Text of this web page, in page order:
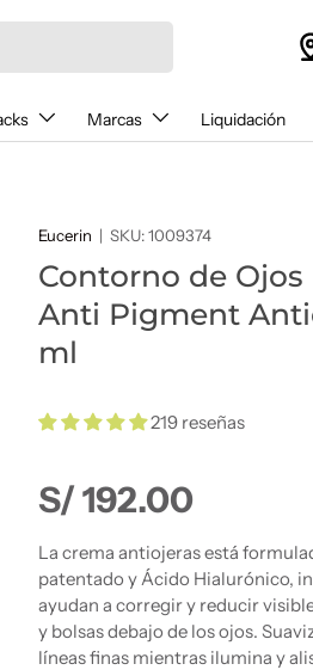
Marcas Liquidación
Eucerin | SKU:1009374
Contorno de Ojos
Anti Pigment
ml
219 reseñas
Precio normal
S/ 192.00
La crema antiojeras está
patentado y Ácido Hialurónico,
ayudan a corregir y reducir
y bolsas debajo de los ojos.
líneas finas mientras ilumina y